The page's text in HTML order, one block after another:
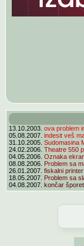
13.10.2003. ova problem
05.08.2007. indesit veš
31.10.2005. Sudomasina
24.02.2006. Theatre 550
04.05.2006. Oznaka
08.08.2006. Problem sa
26.01.2007. fiskalni
18.05.2007. Problem sa
04.08.2007. končar